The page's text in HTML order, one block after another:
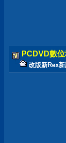
PCDVD數
改版新Rex